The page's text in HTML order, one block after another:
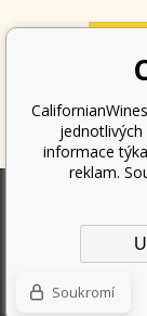
Podle zákona o
účtenku. Zároveň
online; v
Copyright ©
vyhrazena.
informace
reklam.
Soukromí